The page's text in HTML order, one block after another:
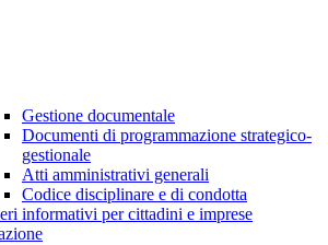
Gestione documentale
Documenti di programmazione strategico-
gestionale
Atti amministrativi generali
Codice disciplinare e di condotta
informativi per cittadini e imprese